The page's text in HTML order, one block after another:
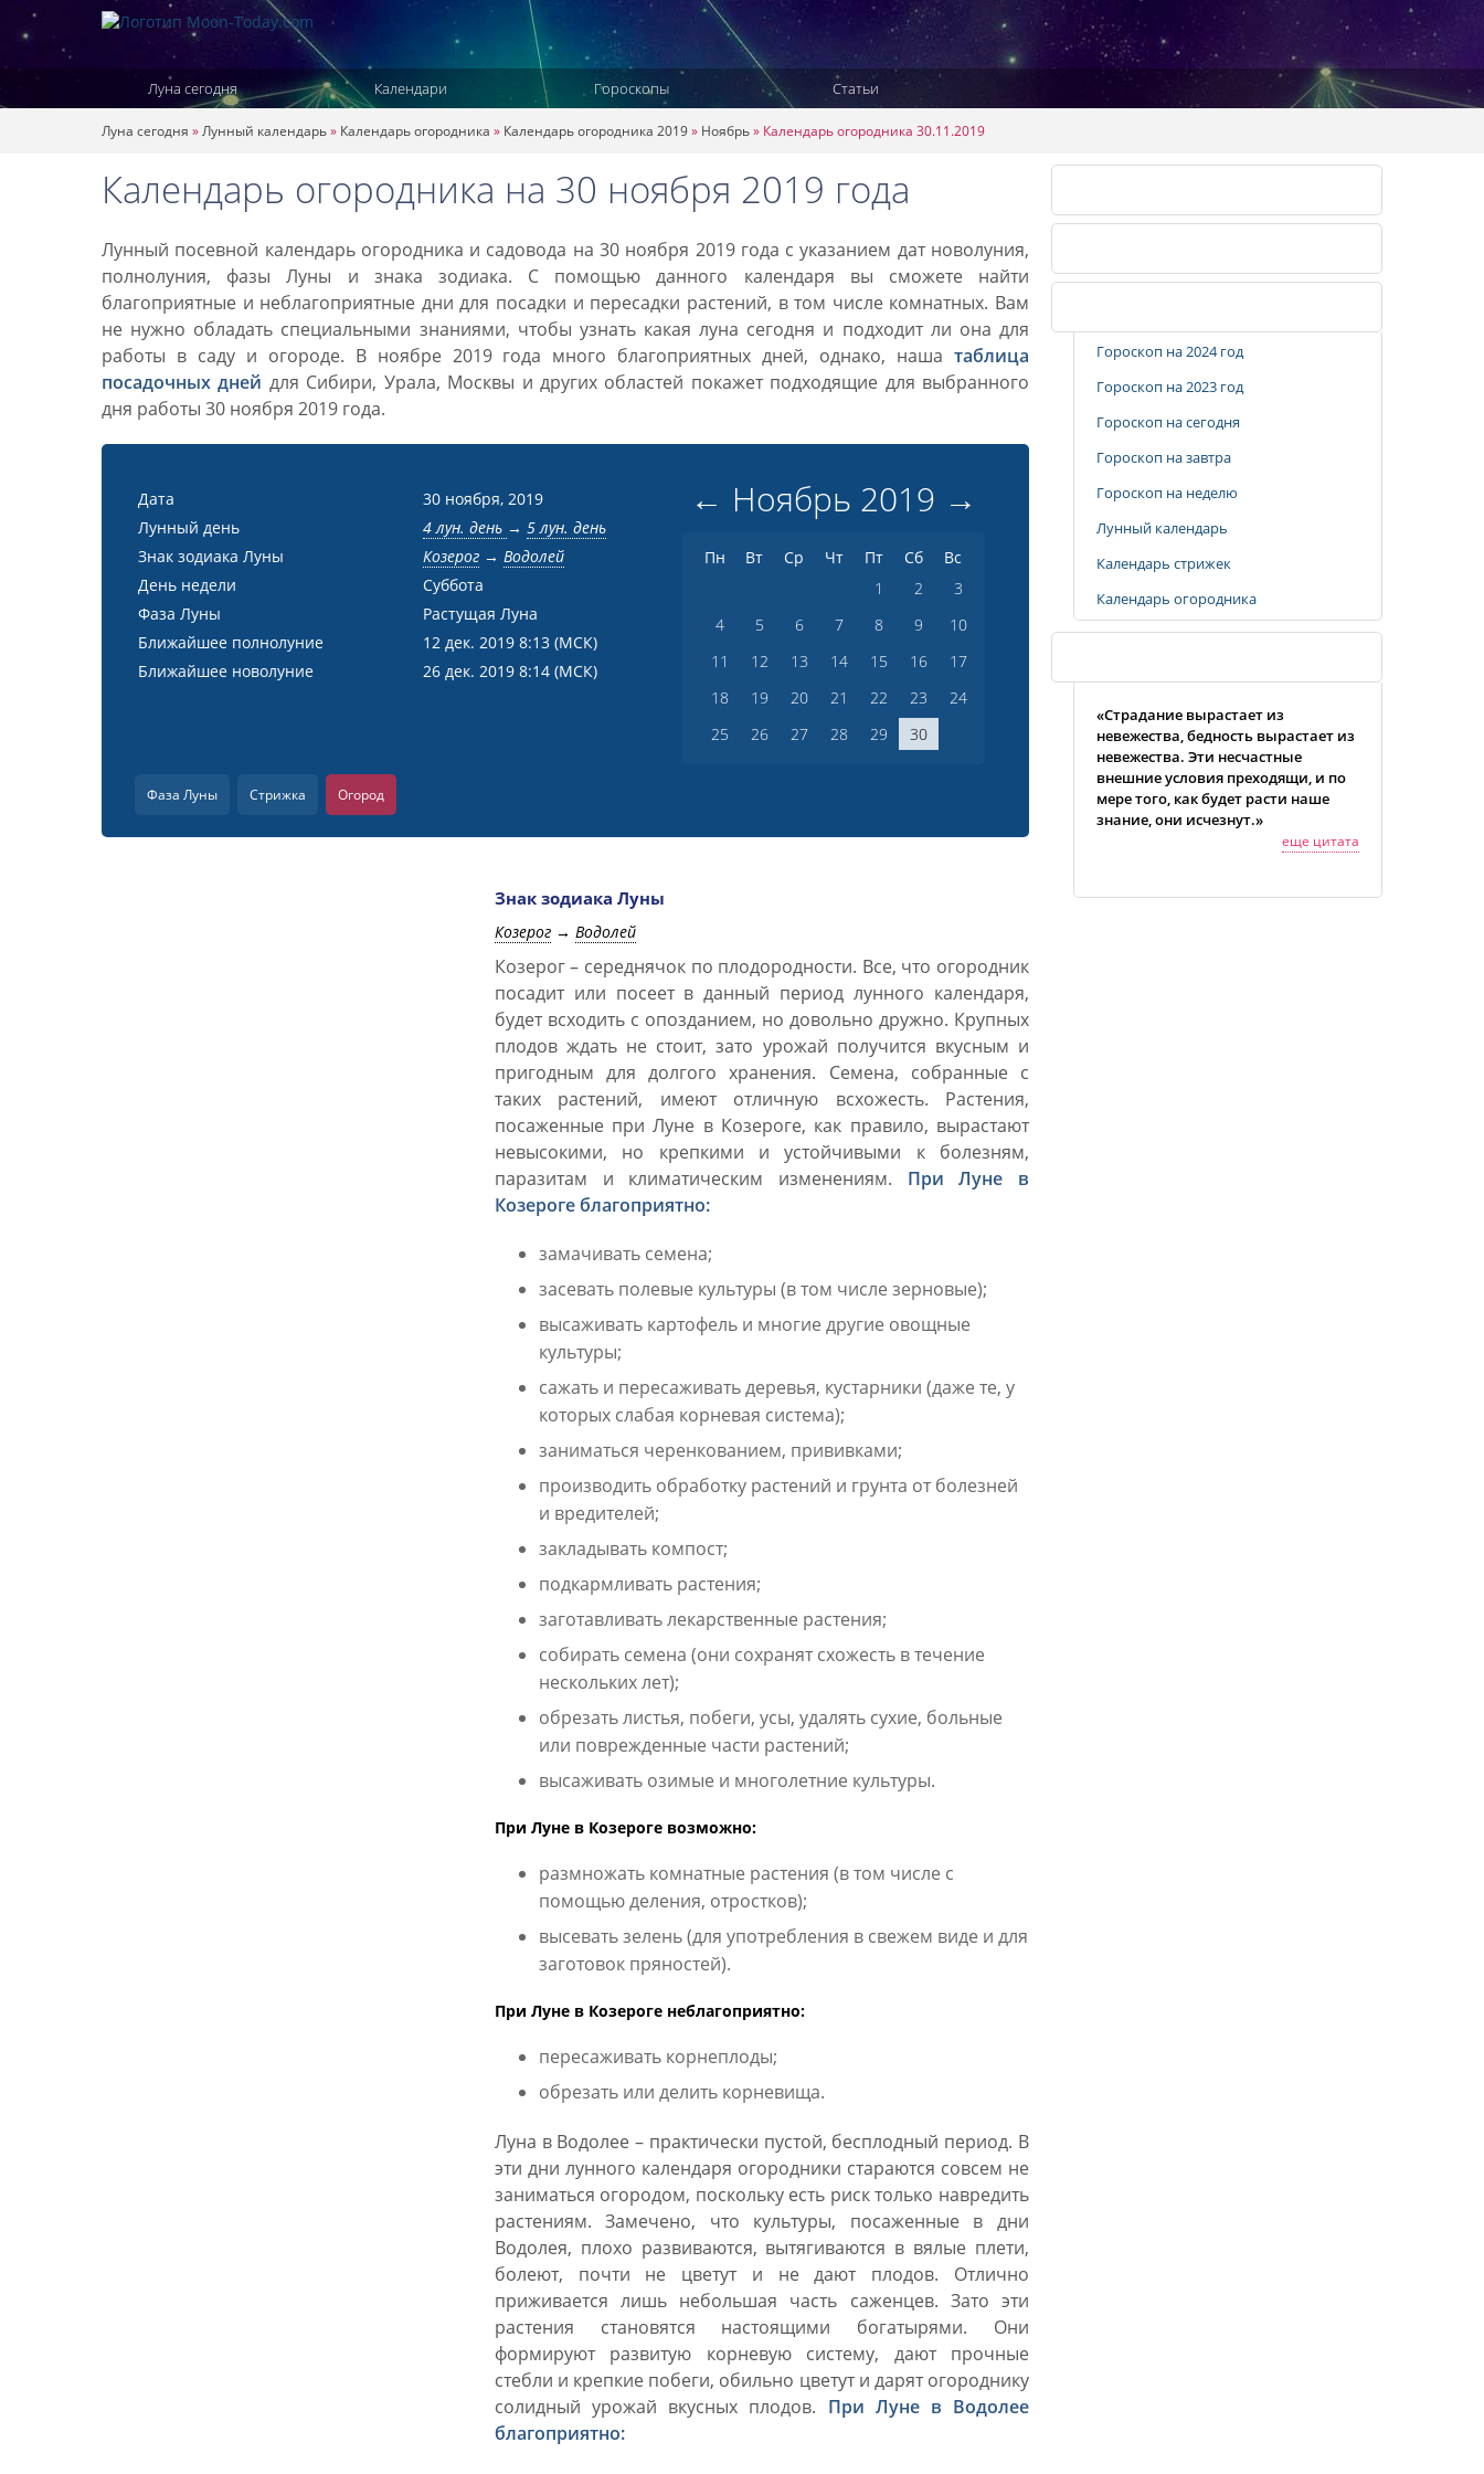
Луна сегодня Календари Гороскопы Статьи
Луна сегодня »Лунный календарь» Календарь огородника » Календарь огородника 2019» Ноябрь» Календарь огородника 30.11.2019
Календарь огородника на 30 ноября 2019 года
Лунный посевной календарь огородника и садовода на 30 ноября 2019 года с указанием дат новолуния,
полнолуния, фазы Луны и знака зодиака. С помощью данного календаря вы сможете найти
благоприятные и неблагоприятные дни для посадки и пересадки растений, в том числе комнатных. Вам
не нужно обладать специальными знаниями, чтобы узнать какая луна сегодня и подходит ли она для
работы в саду и огороде. В ноябре 2019 года много благоприятных дней, однако, наша таблица
посадочных дней для Сибири, Урала, Москвы и других областей покажет подходящие для выбранного
дня работы 30 ноября 2019 года.
Дата
30 ноября, 2019
Лунный день
4 лун. день → 5 лун. день
Знак зодиака Луны
Козерог→ Водолей
День недели
Суббота
Фаза Луны
Растущая Луна
Ближайшее полнолуние
12 дек. 2019 8:13 (МСК)
Ближайшее новолуние
26 дек. 2019 8:14 (МСК)
← Ноябрь 2019 →
Пн Вт Ср Чт Пт Сб
Вс
1
2
3
4
5 6 7 8 9
10
11
12 13 14 15 16
17
18
19 20 21 22 23
24
25
26 27 28 29 30
Фаза Луны Стрижка Огород
Знак зодиака Луны
Козерог→ Водолей
Козерог – середнячок по плодородности. Все, что огородник
посадит или посеет в данный период лунного календаря,
будет всходить с опозданием, но довольно дружно. Крупных
плодов ждать не стоит, зато урожай получится вкусным и
пригодным для долгого хранения. Семена, собранные с
таких растений, имеют отличную всхожесть. Растения,
посаженные при Луне в Козероге, как правило, вырастают
невысокими, но крепкими и устойчивыми к болезням,
паразитам и климатическим изменениям. При Луне в
Козероге благоприятно:
замачивать семена;
засевать полевые культуры (в том числе зерновые);
высаживать картофель и многие другие овощные
культуры;
сажать и пересаживать деревья, кустарники (даже те, у
которых слабая корневая система);
заниматься черенкованием, прививками;
производить обработку растений и грунта от болезней
и вредителей;
закладывать компост;
подкармливать растения;
заготавливать лекарственные растения;
собирать семена (они сохранят схожесть в течение
нескольких лет);
обрезать листья, побеги, усы, удалять сухие, больные
или поврежденные части растений;
высаживать озимые и многолетние культуры.
При Луне в Козероге возможно:
размножать комнатные растения (в том числе с
помощью деления, отростков);
высевать зелень (для употребления в свежем виде и для
заготовок пряностей).
При Луне в Козероге неблагоприятно:
пересаживать корнеплоды;
обрезать или делить корневища.
Луна в Водолее – практически пустой, бесплодный период. В
эти дни лунного календаря огородники стараются совсем не
заниматься огородом, поскольку есть риск только навредить
растениям. Замечено, что культуры, посаженные в дни
Водолея, плохо развиваются, вытягиваются в вялые плети,
болеют, почти не цветут и не дают плодов. Отлично
приживается лишь небольшая часть саженцев. Зато эти
растения становятся настоящими богатырями. Они
формируют развитую корневую систему, дают прочные
стебли и крепкие побеги, обильно цветут и дарят огороднику
солидный урожай вкусных плодов. При Луне в Водолее
благоприятно:
Гороскоп на 2024 год
Гороскоп на 2023 год
Гороскоп на сегодня
Гороскоп на завтра
Гороскоп на неделю
Лунный календарь
Календарь стрижек
Календарь огородника
«Cтpадание выpастает из
невежества, бедность выpастает из
невежества. Эти несчастные
внешние условия пpеходящи, и по
меpе того, как будет pасти наше
знание, они исчезнут.»
еще цитата